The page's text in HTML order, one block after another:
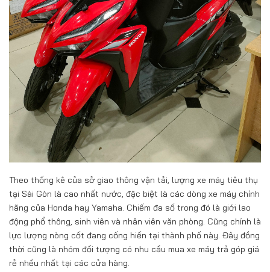
Theo thống kê của sở giao thông vận tải, lượng xe máy tiêu thụ
tại Sài Gòn là cao nhất nước, đặc biệt là các dòng xe máy chính
hãng của Honda hay Yamaha. Chiếm đa số trong đó là giới lao
động phổ thông, sinh viên và nhân viên văn phòng. Cũng chính là
lực lượng nòng cốt đang cống hiến tại thành phố này. Đây đồng
thời cũng là nhóm đối tượng có nhu cầu mua xe máy trả góp giá
rẻ nhều nhất tại các cửa hàng.